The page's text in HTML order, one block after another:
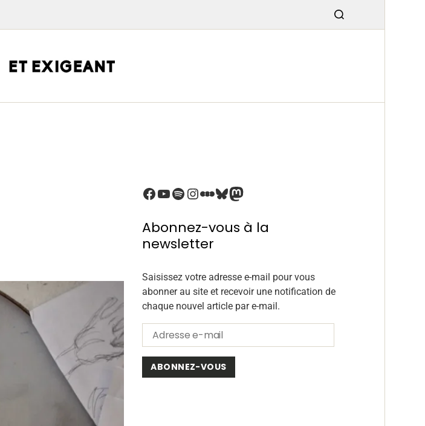
TRANSMISSIO
Abonnez-vous à la
newsletter
Saisissez votre adresse e-mail pour vous
abonner au site et recevoir une notification de
chaque nouvel article par e-mail.
ABONNEZ-VOUS